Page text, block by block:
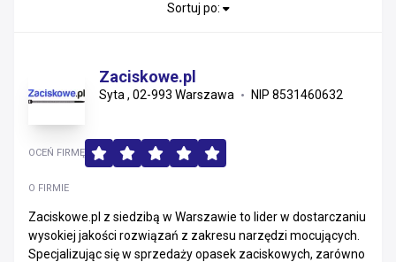
Narzędzia i elektronarzędzia
Ogrzewanie, klimatyzacja i wentylacja
Maszyny rolnicze i leśne
Sortuj po:
Zaciskowe.pl
Syta , 02-993 Warszawa NIP 8531460632
O FIRMIE
Zaciskowe.pl z siedzibą w Warszawie to lider w dostarczaniu
wysokiej jakości rozwiązań z zakresu narzędzi mocujących.
Specjalizując się w sprzedaży opasek zaciskowych, zarówno
OCEŃ FIRMĘ